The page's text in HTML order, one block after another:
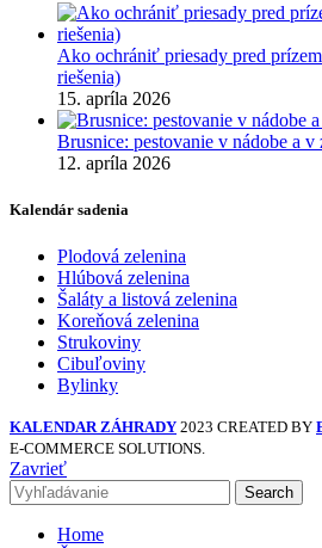
Ako ochrániť priesady pred
riešenia)
15. apríla 2026
Brusnice: pestovanie v nádobe a v
12. apríla 2026
Kalendár sadenia
Plodová zelenina
Hlúbová zelenina
Šaláty a listová zelenina
Koreňová zelenina
Strukoviny
Cibuľoviny
Bylinky
KALENDAR ZÁHRADY 2023 CREATED BY
E-COMMERCE SOLUTIONS.
Zavrieť
Search
Home